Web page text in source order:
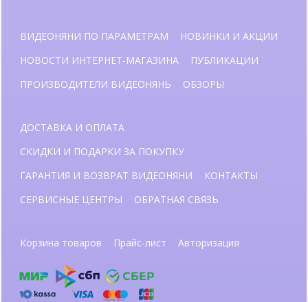
ВИДЕОНЯНИ ПО ПАРАМЕТРАМ
НОВИНКИ И АКЦИИ
НОВОСТИ ИНТЕРНЕТ-МАГАЗИНА
ПУБЛИКАЦИИ
ПРОИЗВОДИТЕЛИ ВИДЕОНЯНЬ
ОБЗОРЫ
ДОСТАВКА И ОПЛАТА
СКИДКИ И ПОДАРКИ ЗА ПОКУПКУ
ГАРАНТИЯ И ВОЗВРАТ ВИДЕОНЯНИ
КОНТАКТЫ
СЕРВИСНЫЕ ЦЕНТРЫ
ОБРАТНАЯ СВЯЗЬ
Корзина товаров Прайс-лист Авторизация